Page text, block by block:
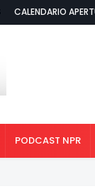
CALENDARIO
PODCAST NPR